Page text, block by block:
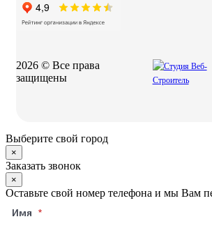
2026 © Все права
защищены
Выберите свой город
×
Заказать звонок
×
Оставьте свой номер телефона и мы Вам
Имя